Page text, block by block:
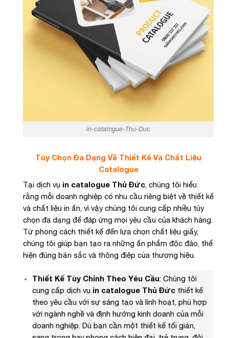
in-catalogue-Thu-Duc
Tùy Chọn Đa Dạng Về Thiết Kế Và Chất Liệu
Catalogue
Tại dịch vụ in catalogue Thủ Đức, chúng tôi hiểu
rằng mỗi doanh nghiệp có nhu cầu riêng biệt về thiết kế
và chất liệu in ấn, vì vậy chúng tôi cung cấp nhiều tùy
chọn đa dạng để đáp ứng mọi yêu cầu của khách hàng.
Từ phong cách thiết kế đến lựa chọn chất liệu giấy,
chúng tôi giúp bạn tạo ra những ấn phẩm độc đáo, thể
hiện đúng bản sắc và thông điệp của thương hiệu.
Thiết Kế Tùy Chỉnh Theo Yêu Cầu: Chúng tôi
cung cấp dịch vụ in catalogue Thủ Đức thiết kế
theo yêu cầu với sự sáng tạo và linh hoạt, phù hợp
với ngành nghề và định hướng kinh doanh của mỗi
doanh nghiệp. Dù bạn cần một thiết kế tối giản,